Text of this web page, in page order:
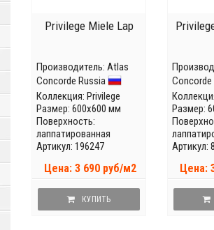
Privilege Miele Lap
Производитель: Atlas
Concorde Russia
Коллекция: Privilege
Размер: 600x600 мм
Поверхность:
лаппатированная
Артикул: 196247
Цена: 3 690 руб/м2
КУПИТЬ
Concorde
Размер:
Артикул:
Цена: